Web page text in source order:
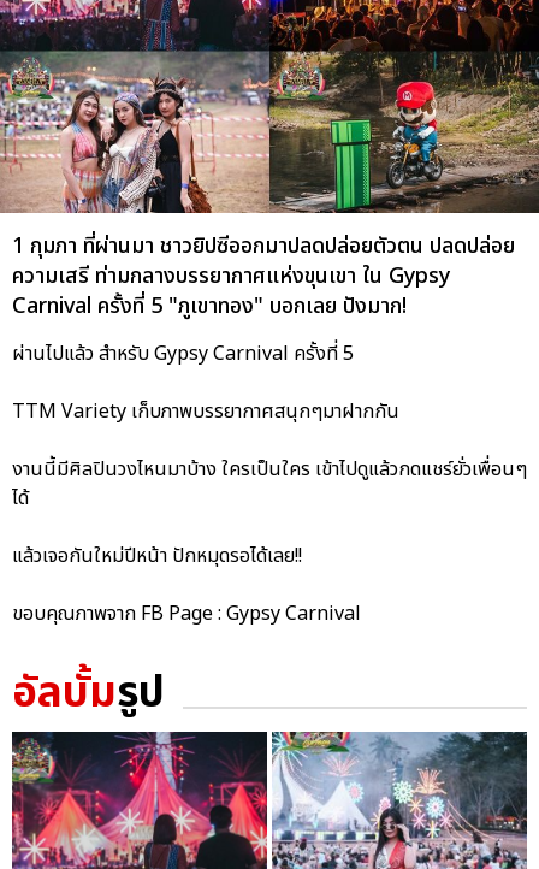
1 กุมภา ที่ผ่านมา ชาวยิปซีออกมาปลดปล่อยตัวตน ปลดปล่อย
ความเสรี ท่ามกลางบรรยากาศแห่งขุนเขา ใน Gypsy
Carnival ครั้งที่ 5 "ภูเขาทอง" บอกเลย ปังมาก!
ผ่านไปแล้ว สำหรับ Gypsy Carnival ครั้งที่ 5
TTM Variety เก็บภาพบรรยากาศสนุกๆมาฝากกัน
งานนี้มีศิลปินวงไหนมาบ้าง ใครเป็นใคร เข้าไปดูแล้วกดแชร์ยั่วเพื่อนๆ
ได้
แล้วเจอกันใหม่ปีหน้า ปักหมุดรอได้เลย!!
ขอบคุณภาพจาก FB Page : Gypsy Carnival
อัลบั้มรูป